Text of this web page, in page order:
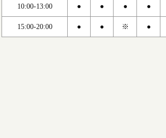
10:00-13:00 ● ● ● ●
15:00-20:00 ● ● ※ ●